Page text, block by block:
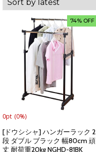
74% OFF
0pt (0%)
[ドウシシャ] ハンガーラック 2
段 ダブル ブラック 幅80cm 頑
丈 耐荷重20kg NGHD-81BK